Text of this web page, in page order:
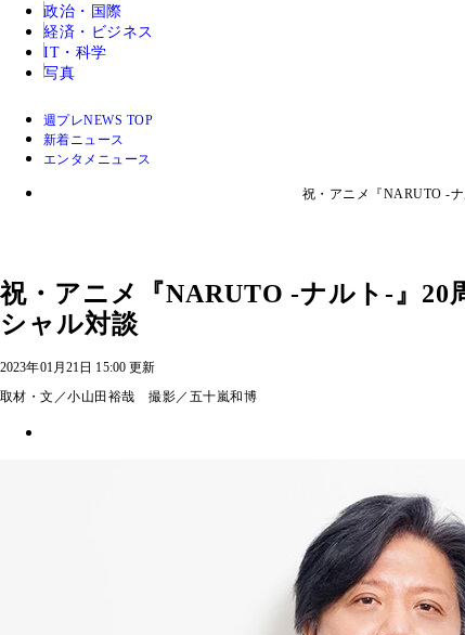
政治・国際
経済・ビジネス
IT・科学
写真
週プレNEWS TOP
新着ニュース
エンタメニュース
祝・アニメ『NARUTO -
祝・アニメ『NARUTO -ナルト-』
シャル対談
2023年01月21日 15:00 更新
取材・文／小山田裕哉 撮影／五十嵐和博